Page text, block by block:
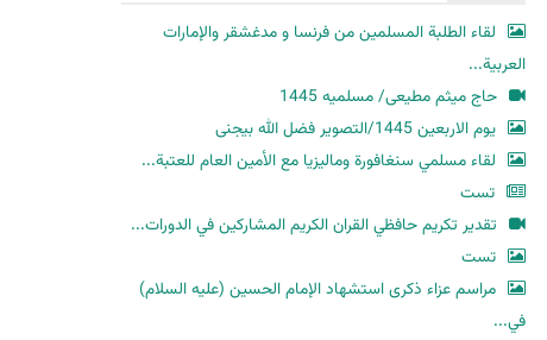
لقاء الطلبة المسلمين من فرنسا و مدغشقر والإمارات
العربية...
حاج میثم مطیعی/ مسلمیه 1445
یوم الاربعین 1445/التصویر فضل الله بیجنی
لقاء مسلمي سنغافورة وماليزيا مع الأمين العام للعتبة...
تست
تقدير تكريم حافظي القران الكريم المشاركين في الدورات...
تست
مراسم عزاء ذكرى استشهاد الإمام الحسين (عليه السلام)
في...